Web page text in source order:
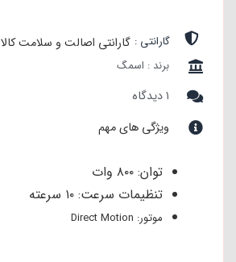
گارانتی : گارانتی اصالت و سلامت کالا
برند : اسمگ
۱ دیدگاه
ویژگی های مهم
توان: ۸۰۰ وات
تنظیمات سرعت: ۱۰ سرعته
موتور: Direct Motion